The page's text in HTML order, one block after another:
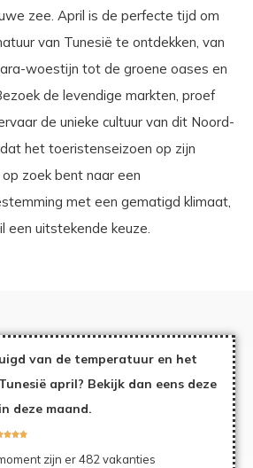
zee. April is de perfecte tijd om
van Tunesië te ontdekken, van
woestijn tot de groene oases en
de levendige markten, proef
de unieke cultuur van dit Noord-
het toeristenseizoen op zijn
zoek bent naar een
met een gematigd klimaat,
een uitstekende keuze.
van de temperatuur en het
april? Bekijk dan eens deze
deze maand.

zijn er 482 vakanties